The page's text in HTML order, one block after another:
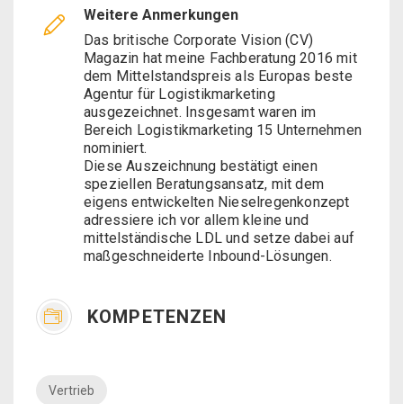
Weitere Anmerkungen
Das britische Corporate Vision (CV)
Magazin hat meine Fachberatung 2016 mit
dem Mittelstandspreis als Europas beste
Agentur für Logistikmarketing
ausgezeichnet. Insgesamt waren im
Bereich Logistikmarketing 15 Unternehmen
nominiert.
Diese Auszeichnung bestätigt einen
speziellen Beratungsansatz, mit dem
eigens entwickelten Nieselregenkonzept
adressiere ich vor allem kleine und
mittelständische LDL und setze dabei auf
maßgeschneiderte Inbound-Lösungen.
KOMPETENZEN
Vertrieb